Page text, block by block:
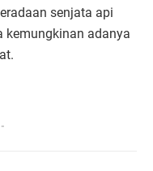
senjata api
kemungkinan adanya